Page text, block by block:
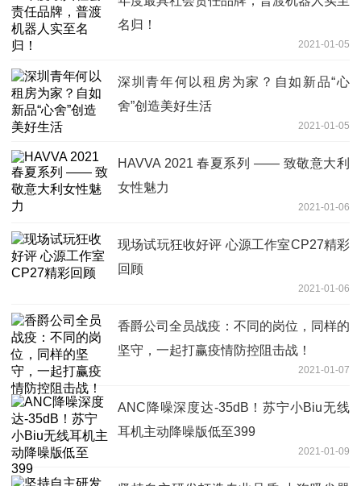
名归！
2021-01-05
深圳青年何以租房为家？自如新品“心
舍”创造美好生活
2021-01-05
HAVVA 2021 春夏系列 —— 致敬意大利
女性魅力
2021-01-06
现场试玩狂收好评 心源工作室CP27精彩
回顾
2021-01-06
香爵公司全员战疫：不同的岗位，同样的
坚守，一起打赢疫情防控阻击战！
2021-01-07
ANC降噪深度达-35dB！苏宁小Biu无线
耳机主动降噪版低至399
2021-01-09